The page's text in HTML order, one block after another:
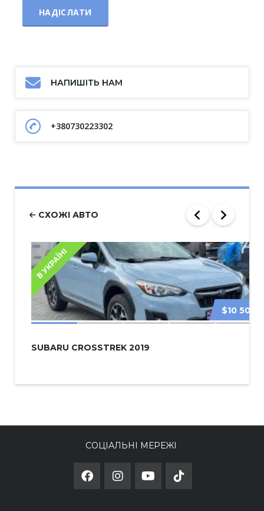
НАПИШІТЬ НАМ
+380730223302
СХОЖІ АВТО
В УКРАЇНІ
$10 500
SUBARU CROSSTREK 2019
СОЦІАЛЬНІ МЕРЕЖІ